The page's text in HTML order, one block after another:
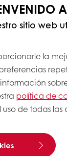
sitio web
la
política de
de todas las